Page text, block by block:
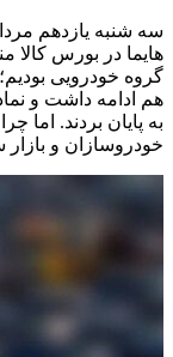
سه شنبه یازدهم
هایما در بورس کالا
گروه خودرویی
هم ادامه داشت و
به پایان بردند. اما
خودروسازان و